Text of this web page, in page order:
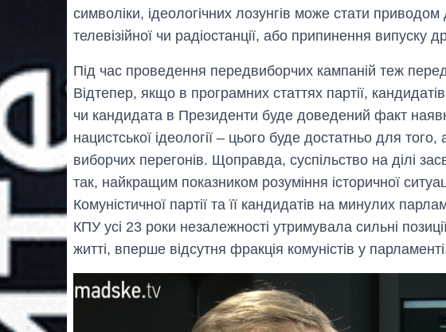
символіки, ідеологічних лозунгів може стати приводом
телевізійної чи радіостанції, або припинення випуску
Під час проведення передвиборчих кампаній теж
Відтепер, якщо в програмних статтях партії,
чи кандидата в Президенти буде доведений факт
нацистської ідеології – цього буде достатньо для того,
виборчих перегонів. Щоправда, суспільство на ділі
так, найкращим показником розуміння історичної
Комуністичної партії та її кандидатів на минулих
КПУ усі 23 роки незалежності утримувала сильні
житті, вперше відсутня фракція комуністів у